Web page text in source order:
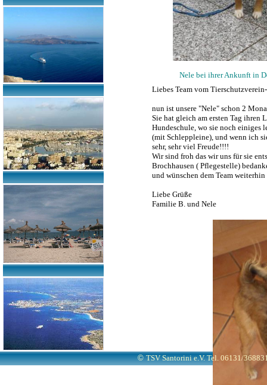
Nele bei ihrer Ankunft in
Liebes Team vom
nun ist unsere "Nele" schon 2
Sie hat gleich am ersten Tag
Hundeschule, wo sie noch einiges
(mit Schleppleine), und wenn ich
sehr, sehr viel Freude!!!!
Wir sind froh das wir uns für sie
Brochhausen ( Pflegestelle)
und wünschen dem Team
Liebe Grüße
Familie B. und Nele
©TSV Santorini e.V. Tel. 06131/